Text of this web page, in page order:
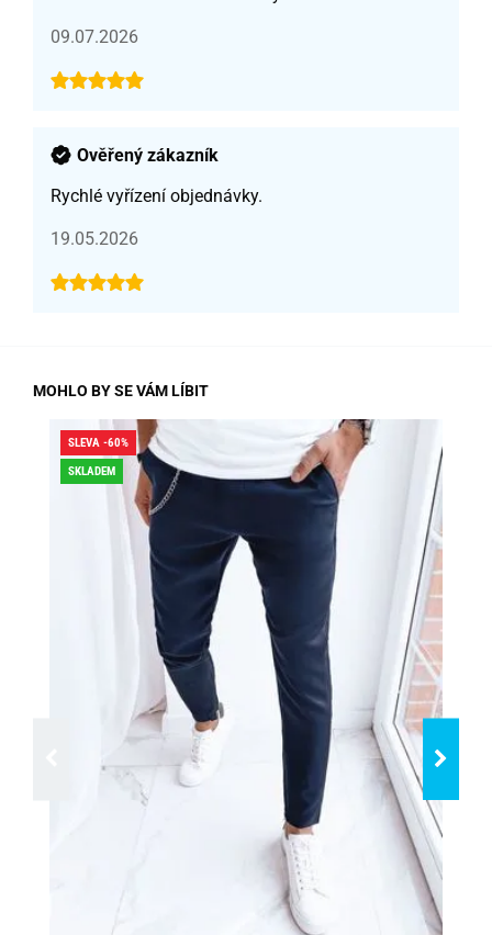
09.07.2026
Ověřený zákazník
Rychlé vyřízení objednávky.
19.05.2026
MOHLO BY SE VÁM LÍBIT
SLEVA -60%
SKLADEM